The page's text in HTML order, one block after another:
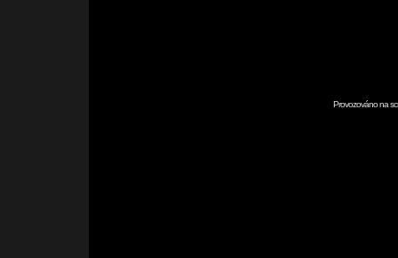
Provozováno na